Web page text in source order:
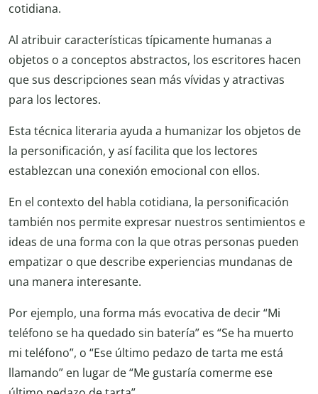
cotidiana.
Al atribuir características típicamente humanas a
objetos o a conceptos abstractos, los escritores hacen
que sus descripciones sean más vívidas y atractivas
para los lectores.
Esta técnica literaria ayuda a humanizar los objetos de
la personificación, y así facilita que los lectores
establezcan una conexión emocional con ellos.
En el contexto del habla cotidiana, la personificación
también nos permite expresar nuestros sentimientos e
ideas de una forma con la que otras personas pueden
empatizar o que describe experiencias mundanas de
una manera interesante.
Por ejemplo, una forma más evocativa de decir “Mi
teléfono se ha quedado sin batería” es “Se ha muerto
mi teléfono”, o “Ese último pedazo de tarta me está
llamando” en lugar de “Me gustaría comerme ese